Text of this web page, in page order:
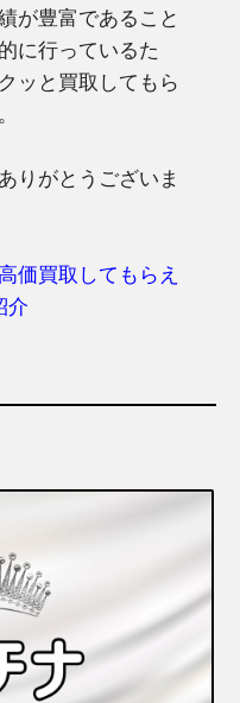
が豊富であること
に行っているた
ッと買取してもら
りがとうございま
価買取してもらえ
介